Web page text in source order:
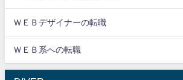
ＷＥＢデザイナーの転職
ＷＥＢ系への転職